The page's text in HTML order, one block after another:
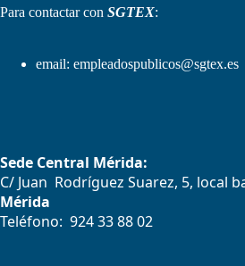
Para contactar con SGTEX:
email: empleadospublicos@sgtex.es
Sede Central Mérida:
C/ Juan Rodríguez Suarez, 5, local
Mérida
Teléfono: 924 33 88 02